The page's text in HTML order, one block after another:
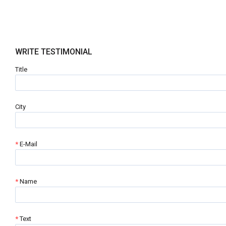
WRITE TESTIMONIAL
Title
City
E-Mail
Name
Text